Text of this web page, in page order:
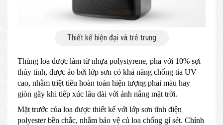
Thiết kế hiện đại và trẻ trung
Thùng loa được làm từ nhựa polystyrene, pha với 10% sợi
thủy tinh, được áo bởi lớp sơn có khả năng chống tia UV
cao, nhằm triệt tiêu hoàn toàn hiện tượng phai màu hay
giòn gãy khi tiếp xúc lâu dài với ánh nắng mặt trời.
Mặt trước của loa được thiết kế với lớp sơn tĩnh điện
polyester bền chắc, nhằm bảo vệ củ loa chống gỉ sét. Chính